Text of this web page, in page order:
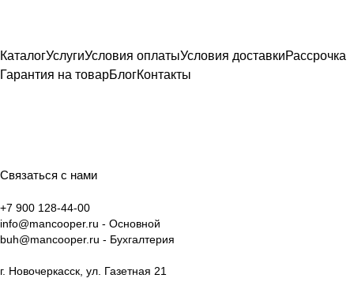
КаталогУслугиУсловия оплатыУсловия доставкиРассрочка
Гарантия на товарБлогКонтакты
Связаться с нами
+7 900 128-44-00
info@mancooper.ru - Основной
buh@mancooper.ru - Бухгалтерия
г. Новочеркасск, ул. Газетная 21